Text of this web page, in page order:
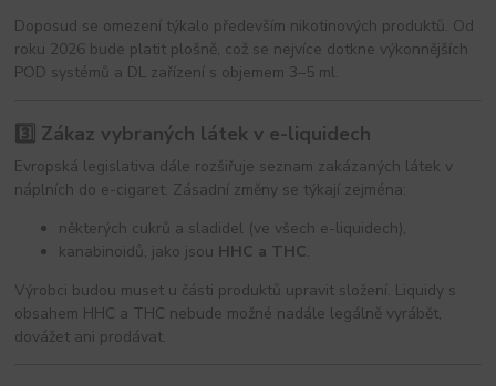
Doposud se omezení týkalo především nikotinových produktů. Od
roku 2026 bude platit plošně, což se nejvíce dotkne výkonnějších
POD systémů a DL zařízení s objemem 3–5 ml.
3️⃣ Zákaz vybraných látek v e-liquidech
Evropská legislativa dále rozšiřuje seznam zakázaných látek v
náplních do e-cigaret. Zásadní změny se týkají zejména:
některých cukrů a sladidel (ve všech e-liquidech),
kanabinoidů, jako jsou HHC a THC.
Výrobci budou muset u části produktů upravit složení. Liquidy s
obsahem HHC a THC nebude možné nadále legálně vyrábět,
dovážet ani prodávat.